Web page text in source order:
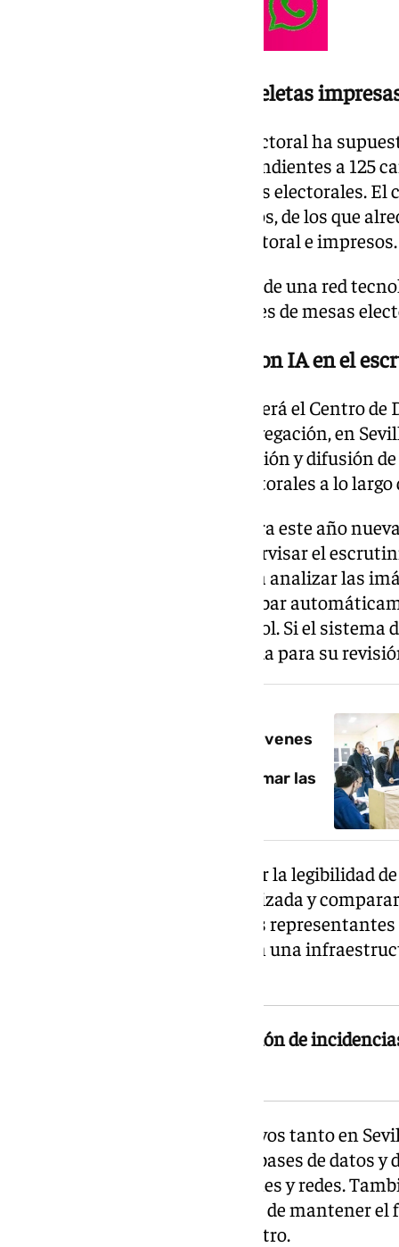
Más de 686 millones de papeletas
La organización del proceso electoral ha
millones de papeletas correspondientes a 125
cerca de siete millones de sobres electorales.
asciende a 14,4 millones de euros, de los que
destinan a documentación electoral e impresos.
El recuento de votos dependerá de una red
información procedente de miles de mesas
Resultados en tiempo real con IA en el
Uno de los ejes del dispositivo será el Centro
ubicado en el Pabellón de la Navegación, en
coordinará la recepción, validación y difusión
llegando desde los colegios electorales a lo
El sistema tecnológico incorpora este año
inteligencia artificial para supervisar el
técnicas de visión artificial para analizar las
las mesas electorales y comprobar
transmitidos al centro de control. Si el sistema
anomalía, esta quedará señalada para su
Así piensan los votantes más jóvenes
electores que pueden transformar las
La tecnología permitirá verificar la legibilidad
información de forma automatizada y
resultados comunicados por los
dispositivo contará además con una
El objetivo es acelerar la detección de
Habrá centros de datos operativos tanto en
replicación instantánea de las bases de datos
como servidores, comunicaciones y redes.
eléctricos redundantes capaces de mantener
incidencias o cortes de suministro.